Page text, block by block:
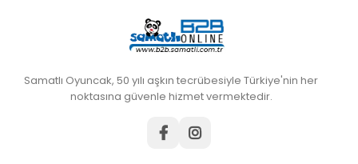
Samatlı Oyuncak, 50 yılı aşkın tecrübesiyle Türkiye'nin her
noktasına güvenle hizmet vermektedir.